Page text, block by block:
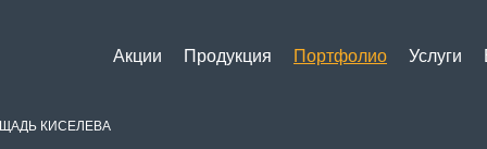
Акции Продукция Портфолио Услуги
КИСЕЛЕВА